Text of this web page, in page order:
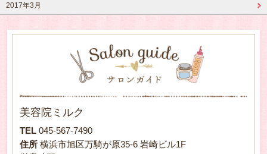
2017年3月
美容院ミルク
TEL 045-567-7490
住所 横浜市旭区万騎が原35-6 岩崎ビル1F